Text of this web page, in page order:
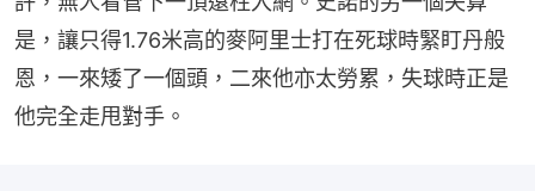
是，讓只得1.76米高的麥阿里士打在死球時緊盯丹般
恩，一來矮了一個頭，二來他亦太勞累，失球時正是
他完全走甩對手。